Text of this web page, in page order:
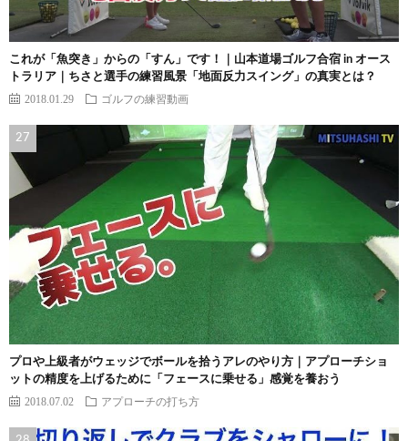
これが「魚突き」からの「すん」です！｜山本道場ゴルフ合宿 in オース
トラリア｜ちさと選手の練習風景「地面反力スイング」の真実とは？
2018.01.29 ゴルフの練習動画
プロや上級者がウェッジでボールを拾うアレのやり方｜アプローチショ
ットの精度を上げるために「フェースに乗せる」感覚を養おう
2018.07.02 アプローチの打ち方